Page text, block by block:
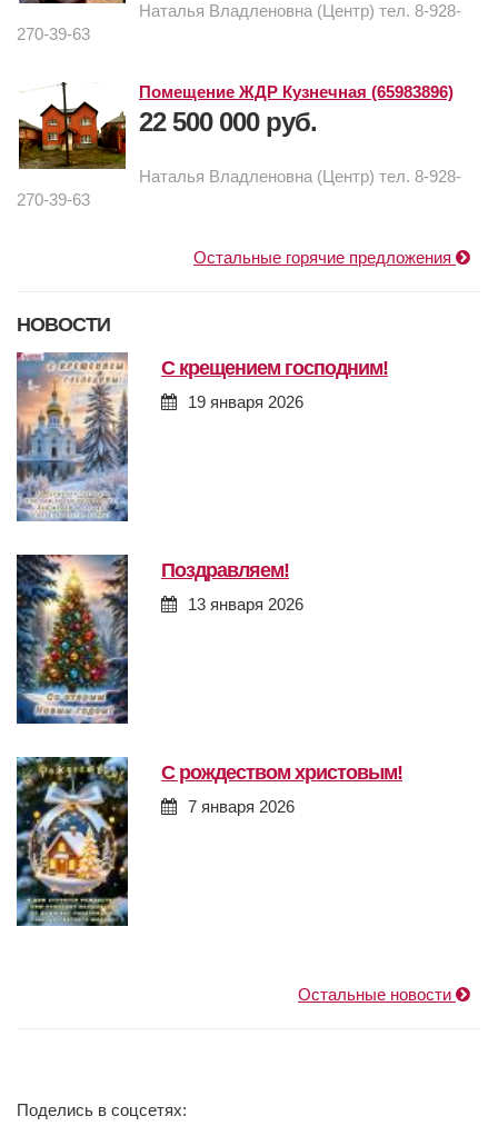
Наталья Владленовна (Центр) тел. 8-928-
270-39-63
Помещение ЖДР Кузнечная (65983896)
22 500 000 руб.
Наталья Владленовна (Центр) тел. 8-928-
270-39-63
Остальные горячие предложения
НОВОСТИ
с крещением господним!
19 января 2026
поздравляем!
13 января 2026
с рождеством христовым!
7 января 2026
Остальные новости
Поделись в соцсетях: